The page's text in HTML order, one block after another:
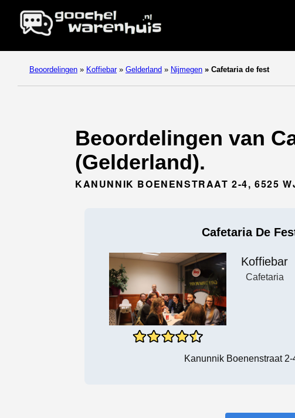
Beoordelingen » Koffiebar » Gelderland » Nijmegen » Cafetaria de fest
Beoordelingen van
(Gelderland).
KANUNNIK BOENENSTRAAT 2-4, 6525
Cafetaria De
Koffiebar
Cafetaria
Kanunnik Boenenstraat